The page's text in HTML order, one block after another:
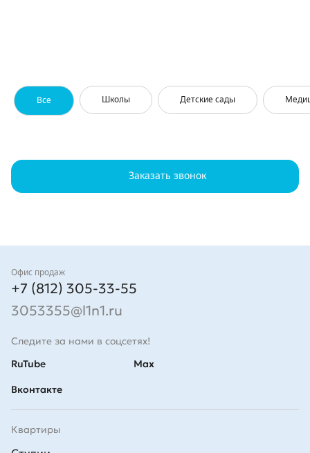
Все Школы Детские сады
Заказать звонок
Контакты
Офис продаж
+7 (812) 305-33-55
3053355@l1n1.ru
Следите за нами в соцсетях!
RuTube
Вконтакте
Max
Квартиры